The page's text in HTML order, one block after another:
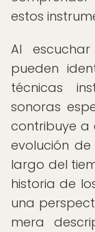
estos
Al
pueden
técnicas
sonoras
contribuye a
evolución
largo del
historia de
una
mera